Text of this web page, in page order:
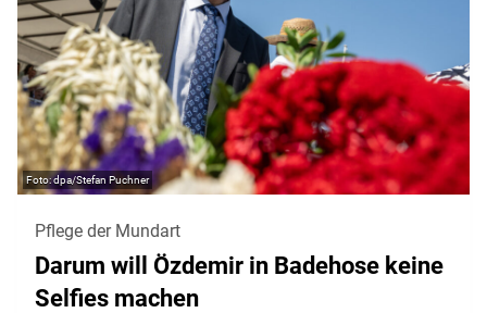
dpa/Stefan Puchner
Pflege der Mundart
Darum will Özdemir in Badehose keine
Selfies machen